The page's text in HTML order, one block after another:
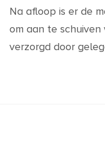
Na afloop is er de
om aan te
verzorgd door